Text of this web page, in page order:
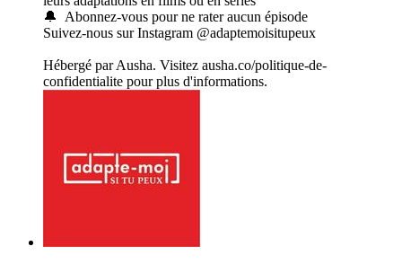
🔔 Abonnez-vous pour ne rater aucun épisode
Suivez-nous sur Instagram @adaptemoisitupeux
Hébergé par Ausha. Visitez ausha.co/politique-de-
confidentialite pour plus d'informations.